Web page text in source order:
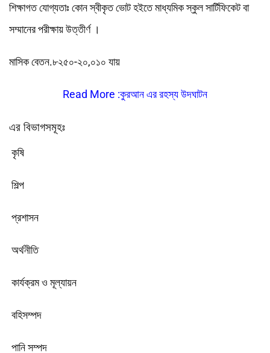
শিক্ষাগত যোগ্যতাঃ কোন স্বীকৃত ভোট হইতে মাধ্যমিক স্কুল সার্টিফিকেট বা
সম্মানের পরীক্ষায় উত্তীর্ণ ।
মাসিক বেতন.৮২৫০-২০,০১০ যায়
Read More :কুরআন এর রহস্য উদঘাটন
এর বিভাগসমূহঃ
কৃষি
শিল্প
প্রশাসন
অর্থনীতি
কার্যক্রম ও মূল্যায়ন
বহিসম্পদ
পানি সম্পদ